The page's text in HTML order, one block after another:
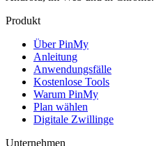
Produkt
Über PinMy
Anleitung
Anwendungsfälle
Kostenlose Tools
Warum PinMy
Plan wählen
Digitale Zwillinge
Unternehmen